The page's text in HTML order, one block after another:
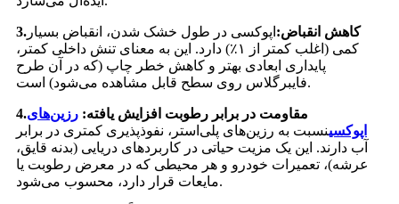
3. کاهش انقباض: اپوکسی در طول خشک شدن، انقباض بسیار
کمی (اغلب کمتر از ۱٪) دارد. این به معنای تنش داخلی کمتر،
پایداری ابعادی بهتر و کاهش خطر چاپ (که در آن طرح
فایبرگلاس روی سطح قابل مشاهده می‌شود) است.
4. مقاومت در برابر رطوبت افزایش یافته: رزین‌های
اپوکسینسبت به رزین‌های پلی‌استر، نفوذپذیری کمتری در برابر
آب دارند. این یک مزیت حیاتی در کاربردهای دریایی (بدنه قایق،
عرشه)، تعمیرات خودرو و هر محیطی که در معرض رطوبت یا
مایعات قرار دارد، محسوب می‌شود.